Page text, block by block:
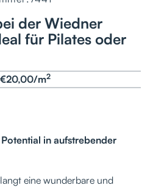
der Wiedner
für Pilates oder
€20,00/m2
in aufstrebender
eine wunderbare und